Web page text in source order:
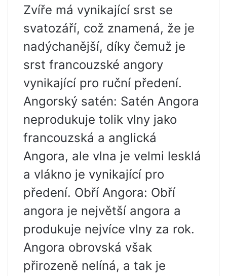
Zvíře má vynikající srst se
svatozáří, což znamená, že je
nadýchanější, díky čemuž je
srst francouzské angory
vynikající pro ruční předení.
Angorský satén: Satén Angora
neprodukuje tolik vlny jako
francouzská a anglická
Angora, ale vlna je velmi lesklá
a vlákno je vynikající pro
předení. Obří Angora: Obří
angora je největší angora a
produkuje nejvíce vlny za rok.
Angora obrovská však
přirozeně nelíná, a tak je